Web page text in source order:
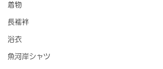
着物
長襦袢
浴衣
魚河岸シャツ